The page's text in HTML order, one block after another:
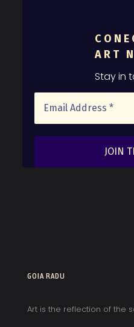
ART
Stay in
GOIA RADU
Art is the reflection of the